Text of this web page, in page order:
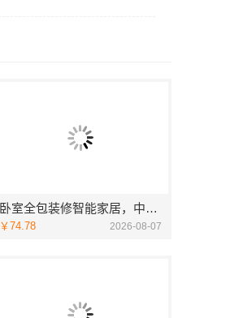
卧室全包装修智能家居，中蓝建投武功分公司设计施工
￥74.78 2026-08-07